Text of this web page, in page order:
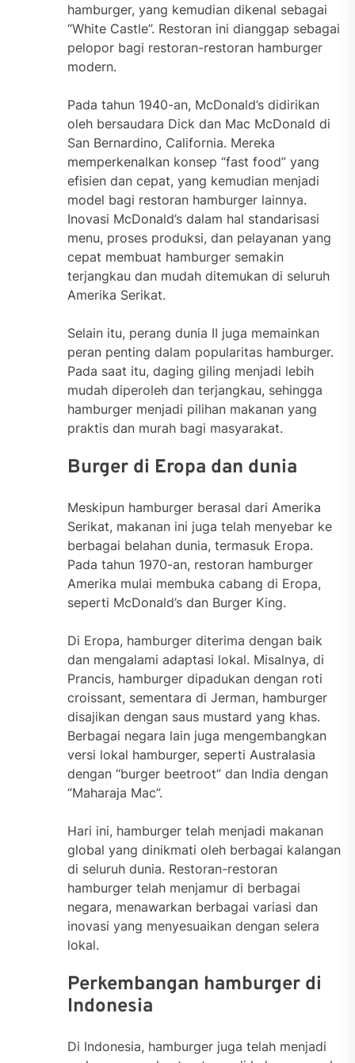
hamburger, yang kemudian dikenal sebagai
“White Castle”. Restoran ini dianggap sebagai
pelopor bagi restoran-restoran hamburger
modern.
Pada tahun 1940-an, McDonald’s didirikan
oleh bersaudara Dick dan Mac McDonald di
San Bernardino, California. Mereka
memperkenalkan konsep “fast food” yang
efisien dan cepat, yang kemudian menjadi
model bagi restoran hamburger lainnya.
Inovasi McDonald’s dalam hal standarisasi
menu, proses produksi, dan pelayanan yang
cepat membuat hamburger semakin
terjangkau dan mudah ditemukan di seluruh
Amerika Serikat.
Selain itu, perang dunia II juga memainkan
peran penting dalam popularitas hamburger.
Pada saat itu, daging giling menjadi lebih
mudah diperoleh dan terjangkau, sehingga
hamburger menjadi pilihan makanan yang
praktis dan murah bagi masyarakat.
Burger di Eropa dan dunia
Meskipun hamburger berasal dari Amerika
Serikat, makanan ini juga telah menyebar ke
berbagai belahan dunia, termasuk Eropa.
Pada tahun 1970-an, restoran hamburger
Amerika mulai membuka cabang di Eropa,
seperti McDonald’s dan Burger King.
Di Eropa, hamburger diterima dengan baik
dan mengalami adaptasi lokal. Misalnya, di
Prancis, hamburger dipadukan dengan roti
croissant, sementara di Jerman, hamburger
disajikan dengan saus mustard yang khas.
Berbagai negara lain juga mengembangkan
versi lokal hamburger, seperti Australasia
dengan “burger beetroot” dan India dengan
“Maharaja Mac”.
Hari ini, hamburger telah menjadi makanan
global yang dinikmati oleh berbagai kalangan
di seluruh dunia. Restoran-restoran
hamburger telah menjamur di berbagai
negara, menawarkan berbagai variasi dan
inovasi yang menyesuaikan dengan selera
lokal.
Perkembangan hamburger di
Indonesia
Di Indonesia, hamburger juga telah menjadi